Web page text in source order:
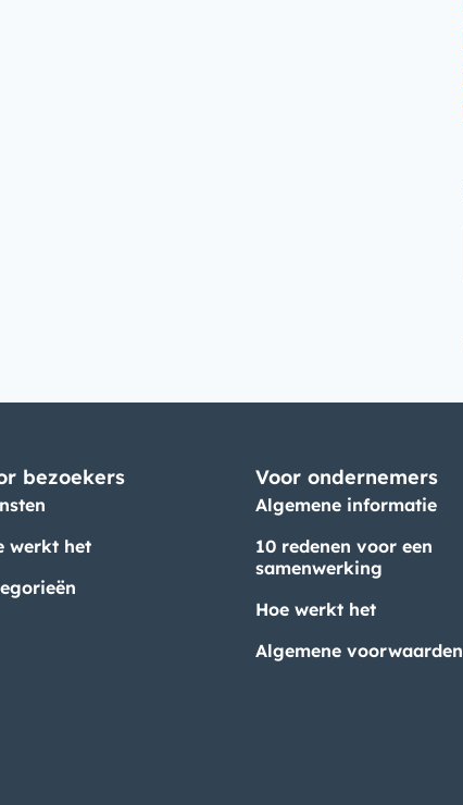
bezoekers
werkt het
Voor ondernemers
Algemene informatie
10 redenen voor een
samenwerking
Hoe werkt het
Algemene voorwaarden